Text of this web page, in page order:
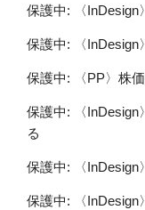
保護中: 〈InDesign
保護中: 〈InDesign
保護中: 〈PP〉株
保護中: 〈InDesign
る
保護中: 〈InDesign
保護中: 〈InDesign